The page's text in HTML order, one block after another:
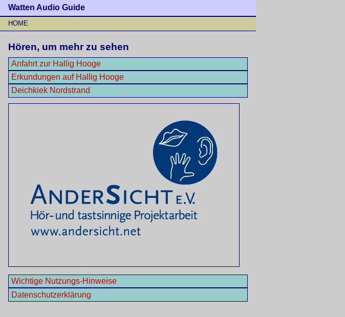
Watten Audio Guide
HOME
Hören, um mehr zu sehen
Anfahrt zur Hallig Hooge
Erkundungen auf Hallig Hooge
Deichkiek Nordstrand
Wichtige Nutzungs-Hinweise
Datenschutzerklärung